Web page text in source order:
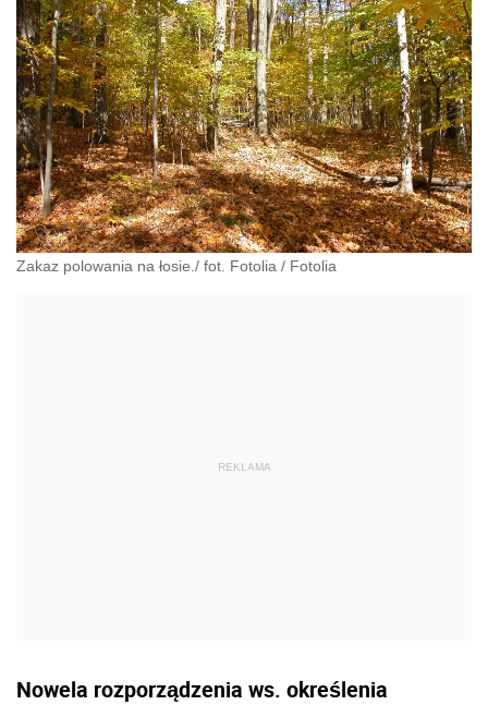
Zakaz polowania na łosie./ fot. Fotolia / Fotolia
Nowela rozporządzenia ws. określenia